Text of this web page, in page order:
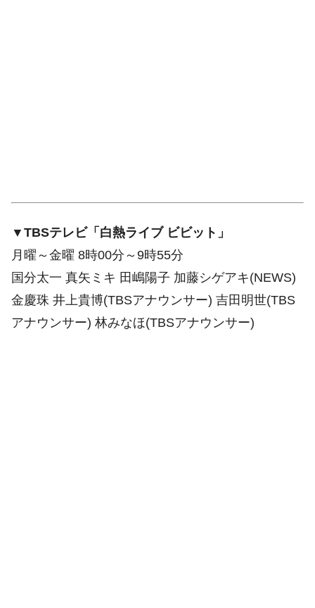
▼TBSテレビ「白熱ライブ ビビット」
月曜～金曜 8時00分～9時55分
国分太一 真矢ミキ 田嶋陽子 加藤シゲアキ(NEWS)
金慶珠 井上貴博(TBSアナウンサー) 吉田明世(TBS
アナウンサー) 林みなほ(TBSアナウンサー)